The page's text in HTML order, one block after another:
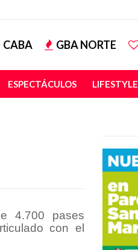
CABA GBA NORTE
ESPECTÁCULOS LIFESTYLE
4.700 pases
con el